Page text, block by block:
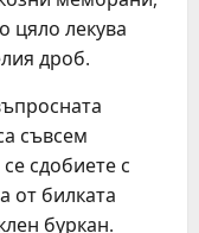
цяло лекува
дроб.
съвсем
сдобиете с
от билката
буркан.